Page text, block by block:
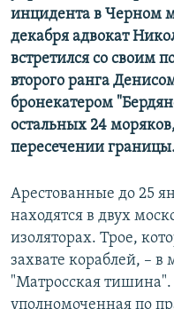
инцидента в Черном
декабря адвокат
встретился со своим
второго ранга
бронекатером
остальных 24
пересечении границы.
Арестованные до 25
находятся в двух
изоляторах. Трое,
захвате кораблей, –
"Матросская тишина".
уполномоченная по